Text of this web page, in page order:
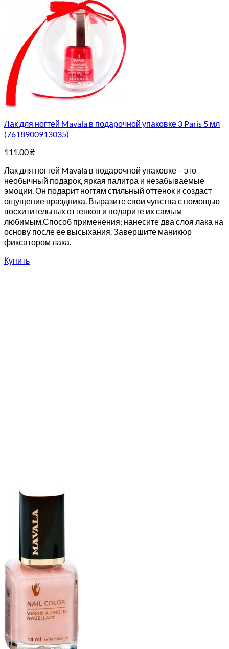
Лак для ногтей Mavala в подарочной упаковке 3 Paris 5 мл
(7618900913035)
111.00₴
Лак для ногтей Mavala в подарочной упаковке – это
необычный подарок, яркая палитра и незабываемые
эмоции. Он подарит ногтям стильный оттенок и создаст
ощущение праздника. Выразите свои чувства с помощью
восхитительных оттенков и подарите их самым
любимым.Способ применения: нанесите два слоя лака на
основу после ее высыхания. Завершите маникюр
фиксатором лака.
Купить